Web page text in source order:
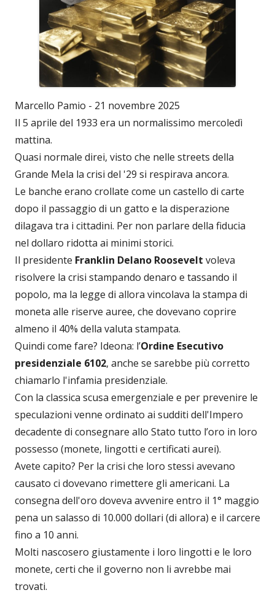
Marcello Pamio - 21 novembre 2025
Il 5 aprile del 1933 era un normalissimo mercoledì
mattina.
Quasi normale direi, visto che nelle streets della
Grande Mela la crisi del '29 si respirava ancora.
Le banche erano crollate come un castello di carte
dopo il passaggio di un gatto e la disperazione
dilagava tra i cittadini. Per non parlare della fiducia
nel dollaro ridotta ai minimi storici.
Il presidente Franklin Delano Roosevelt voleva
risolvere la crisi stampando denaro e tassando il
popolo, ma la legge di allora vincolava la stampa di
moneta alle riserve auree, che dovevano coprire
almeno il 40% della valuta stampata.
Quindi come fare? Ideona: l’Ordine Esecutivo
presidenziale 6102, anche se sarebbe più corretto
chiamarlo l'infamia presidenziale.
Con la classica scusa emergenziale e per prevenire le
speculazioni venne ordinato ai sudditi dell'Impero
decadente di consegnare allo Stato tutto l’oro in loro
possesso (monete, lingotti e certificati aurei).
Avete capito? Per la crisi che loro stessi avevano
causato ci dovevano rimettere gli americani. La
consegna dell'oro doveva avvenire entro il 1° maggio
pena un salasso di 10.000 dollari (di allora) e il carcere
fino a 10 anni.
Molti nascosero giustamente i loro lingotti e le loro
monete, certi che il governo non li avrebbe mai
trovati.